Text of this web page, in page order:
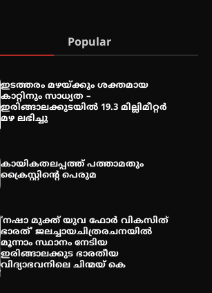
തേലപ്പിളളി പാറേമൽ വറീത്
തോമാസ് (69) അന്തരിച്ചു
തീയതികളിൽ
Popular
ഇടത്തരം മഴയ്ക്കും ശക്തമായ
കാറ്റിനും സാധ്യത –
ഇരിങ്ങാലക്കുടയിൽ 19.3 മില്ലിമീറ്റർ
മഴ ലഭിച്ചു
കായികതലപ്പത്ത് പത്താമതും
ക്രൈസ്റ്റിന്റെ പെരുമ
‘നഷാ മുക്ത് യുവ ഫോർ വികസിത്
ഭാരത്’ ജലച്ചായചിത്രരചനയിൽ
മൂന്നാം സ്ഥാനം നേടിയ
ഇരിങ്ങാലക്കുട ഭാരതീയ
വിദ്യാഭവനിലെ ചിന്മയ് കെ